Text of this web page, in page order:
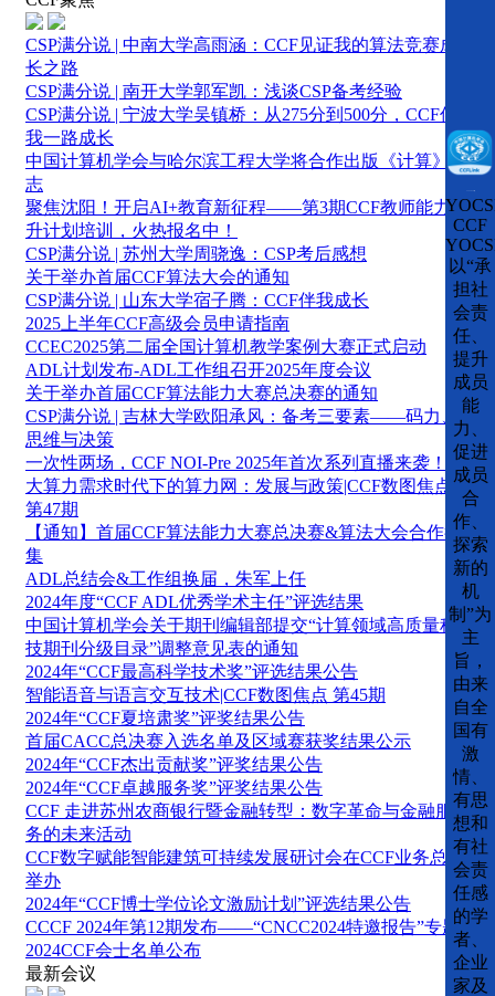
CSP满分说 | 中南大学高雨涵：CCF见证我的算法竞赛成
长之路
CSP满分说 | 南开大学郭军凯：浅谈CSP备考经验
CSP满分说 | 宁波大学吴镇桥：从275分到500分，CCF伴
我一路成长
中国计算机学会与哈尔滨工程大学将合作出版《计算》杂
志
聚焦沈阳！开启AI+教育新征程——第3期CCF教师能力提
升计划培训，火热报名中！
CSP满分说 | 苏州大学周骁逸：CSP考后感想
关于举办首届CCF算法大会的通知
CSP满分说 | 山东大学宿子腾：CCF伴我成长
2025上半年CCF高级会员申请指南
CCEC2025第二届全国计算机教学案例大赛正式启动
ADL计划发布-ADL工作组召开2025年度会议
关于举办首届CCF算法能力大赛总决赛的通知
CSP满分说 | 吉林大学欧阳承风：备考三要素——码力、
思维与决策
一次性两场，CCF NOI-Pre 2025年首次系列直播来袭！
大算力需求时代下的算力网：发展与政策|CCF数图焦点
第47期
【通知】首届CCF算法能力大赛总决赛&算法大会合作征
集
ADL总结会&工作组换届，朱军上任
2024年度“CCF ADL优秀学术主任”评选结果
中国计算机学会关于期刊编辑部提交“计算领域高质量科
技期刊分级目录”调整意见表的通知
2024年“CCF最高科学技术奖”评选结果公告
智能语音与语言交互技术|CCF数图焦点 第45期
2024年“CCF夏培肃奖”评奖结果公告
首届CACC总决赛入选名单及区域赛获奖结果公示
2024年“CCF杰出贡献奖”评奖结果公告
2024年“CCF卓越服务奖”评奖结果公告
CCF 走进苏州农商银行暨金融转型：数字革命与金融服
务的未来活动
CCF数字赋能智能建筑可持续发展研讨会在CCF业务总部
举办
2024年“CCF博士学位论文激励计划”评选结果公告
CCCF 2024年第12期发布——“CNCC2024特邀报告”专题
2024CCF会士名单公布
最新会议
CCF
以“承
担社
会责
任、
提升
成员
能
力、
促进
成员
合
作、
探索
新的
机
制”为
主
旨，
由来
自全
国有
激
情、
有思
想和
有社
会责
任感
的学
者、
企业
家及